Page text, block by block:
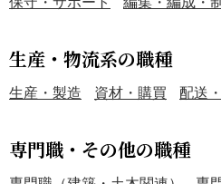
生産・物流系の職種
生産・製造 資材・購買 配送
専門職・その他の職種